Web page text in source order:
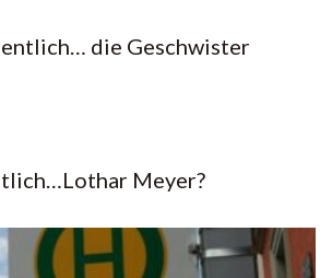
die Geschwister
Meyer?